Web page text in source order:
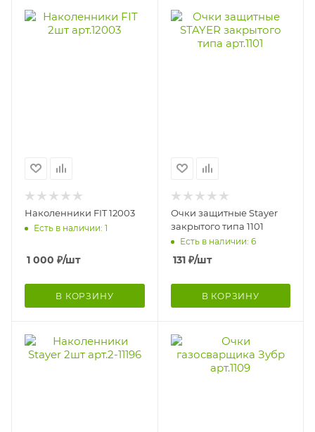
Наколенники FIT 12003
Есть в наличии: 1
1 000 ₽/шт
В КОРЗИНУ
Очки защитные Stayer
закрытого типа 1101
Есть в наличии: 6
131₽/шт
В КОРЗИНУ